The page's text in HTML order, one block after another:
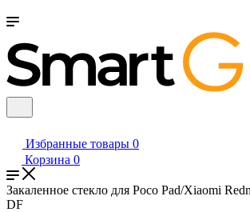
Избранные товары 0
Корзина 0
Закаленное стекло для Poco Pad/Xiaomi
DF